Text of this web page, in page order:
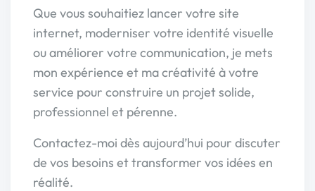
Que vous souhaitiez lancer votre site
internet, moderniser votre identité visuelle
ou améliorer votre communication, je mets
mon expérience et ma créativité à votre
service pour construire un projet solide,
professionnel et pérenne.
Contactez-moi dès aujourd’hui pour discuter
de vos besoins et transformer vos idées en
réalité.